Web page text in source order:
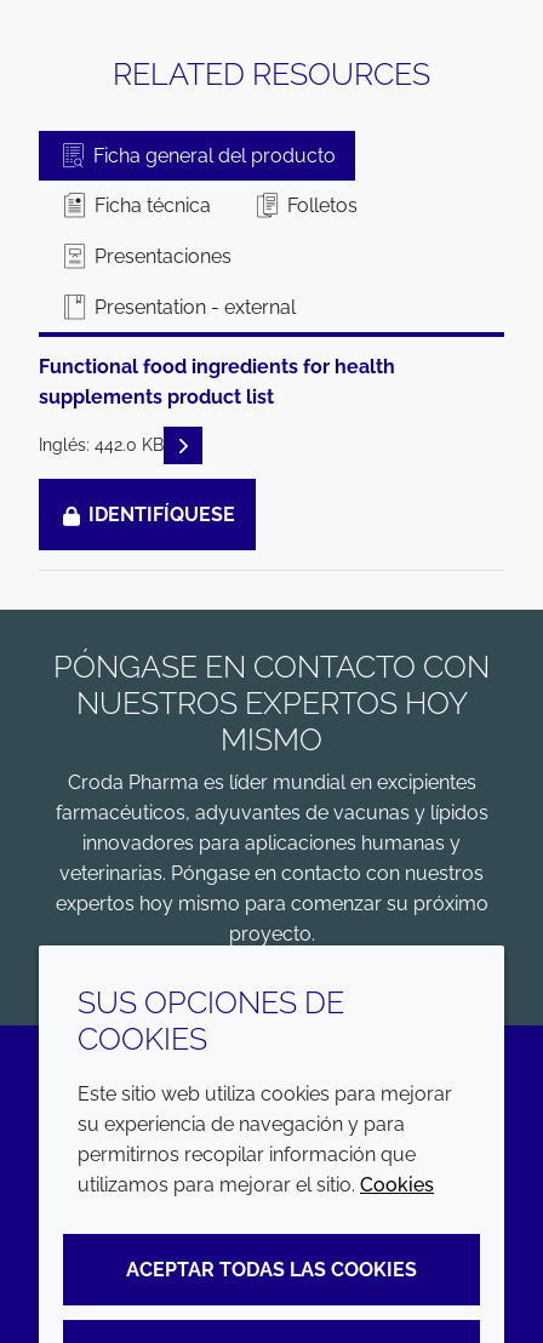
RELATED RESOURCES
Ficha general del producto
Ficha técnica Folletos
Presentaciones
Presentation - external
Functional food ingredients for health
supplements product list
Inglés: 442.0 KB READ DESCRIPTIONS
IDENTIFÍQUESE
PÓNGASE EN CONTACTO CON
NUESTROS EXPERTOS HOY
MISMO
Croda Pharma es líder mundial en excipientes
farmacéuticos, adyuvantes de vacunas y lípidos
innovadores para aplicaciones humanas y
veterinarias. Póngase en contacto con nuestros
expertos hoy mismo para comenzar su próximo
proyecto.
LinkedIn
EMPRESA
Annual Report
Sustainability Report
Croda.com
Terms and conditions
Privacy policy
Accessibility
SUS OPCIONES DE
COOKIES
Este sitio web utiliza cookies para mejorar
su experiencia de navegación y para
permitirnos recopilar información que
utilizamos para mejorar el sitio. Cookies
ACEPTAR TODAS LAS COOKIES